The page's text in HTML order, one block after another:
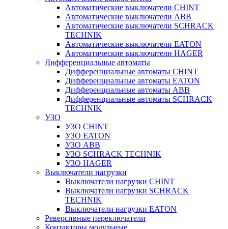
Автоматические выключатели CHINT
Автоматические выключатели ABB
Автоматические выключатели SCHRACK
TECHNIK
Автоматические выключатели EATON
Автоматические выключатели HAGER
Дифференциальные автоматы
Дифференциальные автоматы CHINT
Дифференциальные автоматы EATON
Дифференциальные автоматы ABB
Дифференциальные автоматы SCHRACK
TECHNIK
УЗО
УЗО CHINT
УЗО EATON
УЗО ABB
УЗО SCHRACK TECHNIK
УЗО HAGER
Выключатели нагрузки
Выключатели нагрузки CHINT
Выключатели нагрузки SCHRACK
TECHNIK
Выключатели нагрузки EATON
Реверсивные переключатели
Контакторы модульные